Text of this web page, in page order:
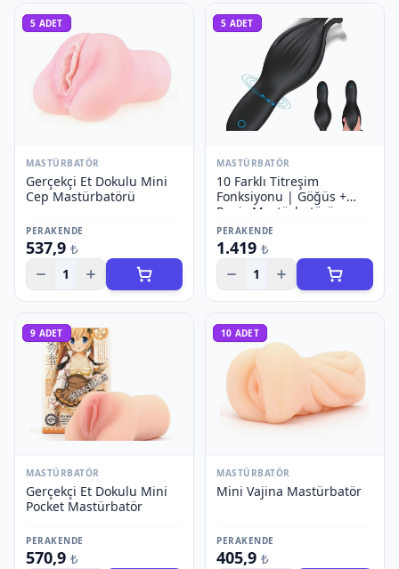
5 ADET
MASTÜRBATÖR
Gerçekçi Et Dokulu Mini
Cep Mastürbatörü
PERAKENDE
537,9 ₺
1
5 ADET
MASTÜRBATÖR
10 Farklı Titreşim
Fonksiyonu | Göğüs +
Penis Mastürbatörü
PERAKENDE
1.419 ₺
1
9 ADET
MASTÜRBATÖR
Gerçekçi Et Dokulu Mini
Pocket Mastürbatör
PERAKENDE
570,9 ₺
10 ADET
MASTÜRBATÖR
Mini Vajina Mastürbatör
PERAKENDE
405,9 ₺